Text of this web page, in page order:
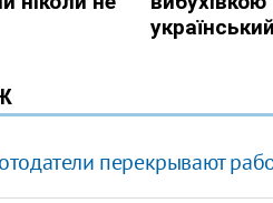
перекрывают